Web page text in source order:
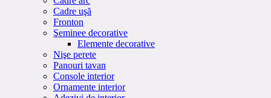
Cadre uşă
Fronton
Şeminee decorative
Elemente decorative
Nişe perete
Panouri tavan
Console interior
Ornamente interior